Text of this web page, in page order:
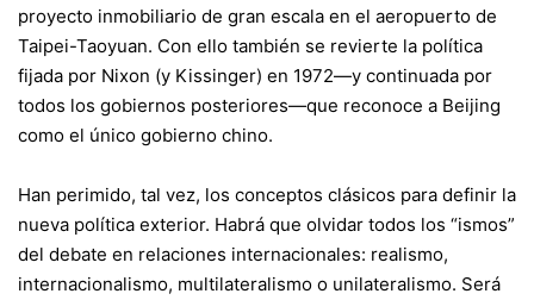
proyecto inmobiliario de gran escala en el aeropuerto de
Taipei-Taoyuan. Con ello también se revierte la política
fijada por Nixon (y Kissinger) en 1972—y continuada por
todos los gobiernos posteriores—que reconoce a Beijing
como el único gobierno chino.
Han perimido, tal vez, los conceptos clásicos para definir la
nueva política exterior. Habrá que olvidar todos los “ismos”
del debate en relaciones internacionales: realismo,
internacionalismo, multilateralismo o unilateralismo. Será